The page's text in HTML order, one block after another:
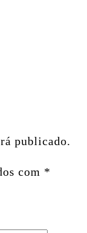
publicado.
com *